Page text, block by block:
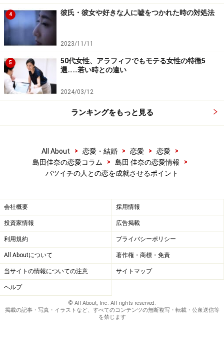
4 彼氏・彼女や好きな人に嘘をつかれた時の対処法
2023/11/11
5
50代女性、アラフィフでもモテる女性の特徴5
選……若い時との違い
2024/03/12
ランキングをもっと見る
All About > 恋愛・結婚 > 恋愛 > 恋愛
>
島田佳奈の恋愛コラム
> 島田 佳奈の恋愛情報
>
バツイチの人との恋を成就させるポイント
会社概要 採用情報
投資家情報 広告掲載
利用規約 プライバシーポリシー
All Aboutについて 著作権・商標・免責
当サイトの情報についての注意 サイトマップ
ヘルプ
© All About, Inc. All rights reserved.
掲載の記事・写真・イラストなど、すべてのコンテンツの無断複写・転載・公衆送信等
を禁じます